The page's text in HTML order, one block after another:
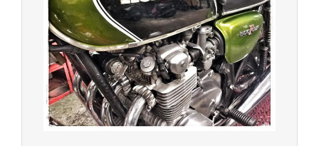
Forêt - 78240 - Chambourcy -
Garage Motos et Scooters depuis 20 ans à votre
service entre Saint Germain en Laye et Poissy
Achat de motos et scooters - Dépôt vente - Réparation
- Concessionnaire Voge - Concessionnaire
Multimarques